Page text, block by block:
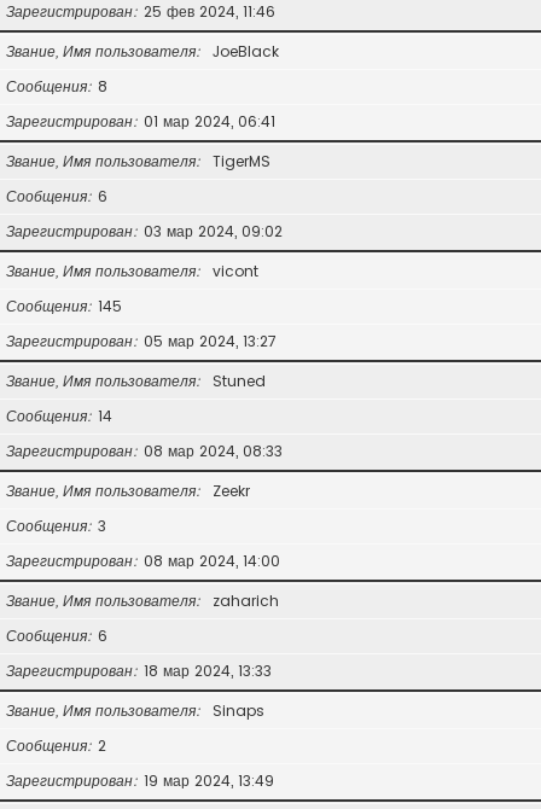
Зарегистрирован 25 фев 2024, 11:46
Звание, Имя пользователя
JoeBlack
Сообщения 8
Зарегистрирован 01 мар 2024, 06:41
Звание, Имя пользователя
TigerMS
Сообщения 6
Зарегистрирован 03 мар 2024, 09:02
Звание, Имя пользователя
vicont
Сообщения 145
Зарегистрирован 05 мар 2024, 13:27
Звание, Имя пользователя
Stuned
Сообщения 14
Зарегистрирован 08 мар 2024, 08:33
Звание, Имя пользователя
Zeekr
Сообщения 3
Зарегистрирован 08 мар 2024, 14:00
Звание, Имя пользователя
zaharich
Сообщения 6
Зарегистрирован 18 мар 2024, 13:33
Звание, Имя пользователя
Sinaps
Сообщения 2
Зарегистрирован 19 мар 2024, 13:49